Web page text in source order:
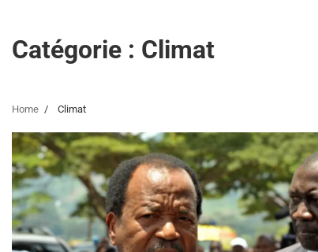
Catégorie : Climat
Home Climat